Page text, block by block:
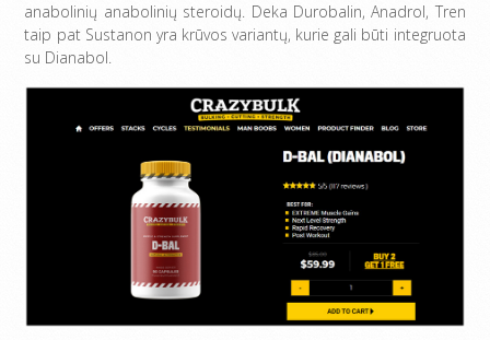
anabolinių anabolinių steroidų. Deka Durobalin, Anadrol, Tren
taip pat Sustanon yra krūvos variantų, kurie gali būti integruota
su Dianabol.